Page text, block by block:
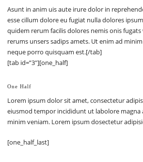
Asunt in anim uis aute irure dolor in
esse cillum dolore eu fugiat nulla dolores
quidem rerum facilis dolores nemis onis
rerums unsers sadips amets. Ut enim ad
neque porro quisquam est.[/tab]
[tab id=”3″][one_half]
One Half
Lorem ipsum dolor sit amet, consectetur
eiusmod tempor incididunt ut labolore magna
minim veniam. Lorem ipsum dosectetur
[one_half_last]